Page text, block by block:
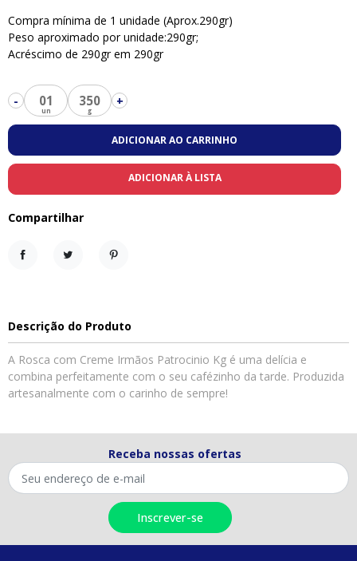
Compra mínima de 1 unidade (Aprox.290gr)
Peso aproximado por unidade:290gr;
Acréscimo de 290gr em 290gr
- 01 350 +
ADICIONAR AO CARRINHO
ADICIONAR À LISTA
Compartilhar
Descrição do Produto
A Rosca com Creme Irmãos Patrocinio Kg é uma delícia e
combina perfeitamente com o seu cafézinho da tarde. Produzida
artesanalmente com o carinho de sempre!
Receba nossas ofertas